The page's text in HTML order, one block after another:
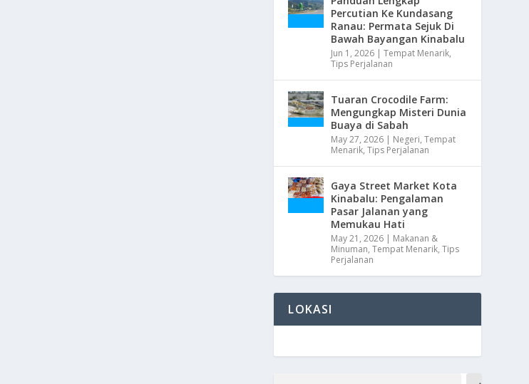
Percutian Ke Kundasang
Ranau: Permata Sejuk Di
Bawah Bayangan Kinabalu
Jun 1, 2026 |Tempat Menarik,
Tips Perjalanan
Tuaran Crocodile Farm:
Mengungkap Misteri Dunia
Buaya di Sabah
May 27, 2026 | Negeri,Tempat
Menarik,Tips Perjalanan
Gaya Street Market Kota
Kinabalu: Pengalaman
Pasar Jalanan yang
Memukau Hati
May 21, 2026 | Makanan &
Minuman,Tempat Menarik,Tips
Perjalanan
LOKASI